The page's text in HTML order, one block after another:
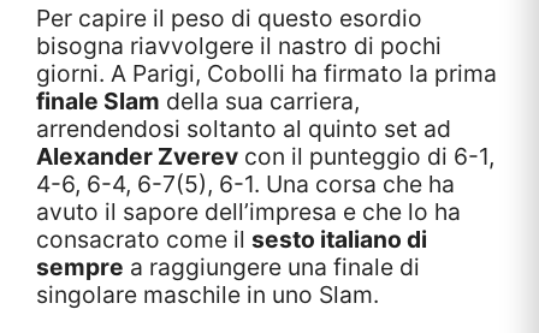
Per capire il peso di questo esordio
bisogna riavvolgere il nastro di pochi
giorni. A Parigi, Cobolli ha firmato la prima
finale Slam della sua carriera,
arrendendosi soltanto al quinto set ad
Alexander Zverev con il punteggio di 6-1,
4-6, 6-4, 6-7(5), 6-1. Una corsa che ha
avuto il sapore dell’impresa e che lo ha
consacrato come il sesto italiano di
sempre a raggiungere una finale di
singolare maschile in uno Slam.